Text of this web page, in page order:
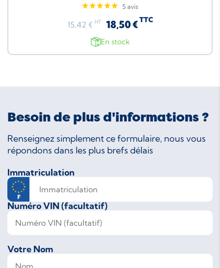
5 avis
15,42 € HT 18,50 € TTC
En stock
Besoin de plus d'informations ?
Renseignez simplement ce formulaire, nous vous
répondons dans les plus brefs délais
Immatriculation
Numéro VIN (facultatif)
Votre Nom